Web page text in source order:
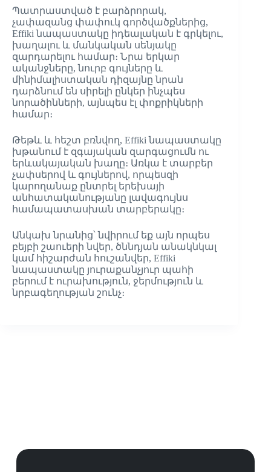
Պատրաստված է բարձրորակ,
չափազանց փափուկ գործվածքներից,
Effiki նապաստակը իդեալական է գրկելու,
խաղալու և մանկական սենյակը
զարդարելու համար։ Նրա երկար
ականջները, նուրբ գույները և
մինիմալիստական դիզայնը նրան
դարձնում են սիրելի ընկեր ինչպես
նորածինների, այնպես էլ փոքրիկների
համար։
Թեթև և հեշտ բռնվող, Effiki նապաստակը
խթանում է զգայական զարգացումն ու
երևակայական խաղը։ Առկա է տարբեր
չափսերով և գույներով, որպեսզի
կարողանաք ընտրել երեխայի
անհատականությանը լավագույնս
համապատասխան տարբերակը։
Անկախ նրանից՝ նվիրում եք այն որպես
բեյբի շաուերի նվեր, ծննդյան անակնկալ
կամ հիշարժան հուշանվեր, Effiki
նապաստակը յուրաքանչյուր պահի
բերում է ուրախություն, ջերմություն և
նրբագեղության շունչ։